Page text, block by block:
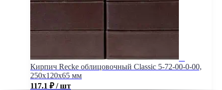
Кирпич Recke облицовочный Classic 5-72-00-0-00,
250x120x65 мм
117.1 ₽ / шт